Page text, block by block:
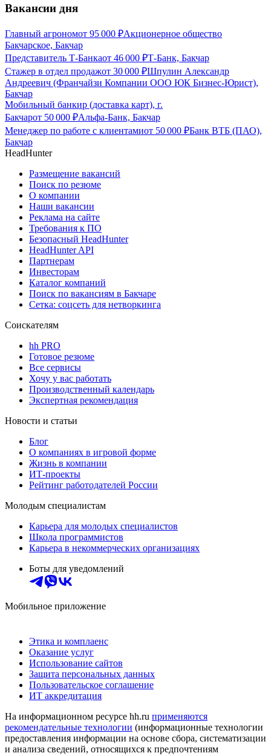
Вакансии дня
Главный агрономот 95 000 ₽Акционерное общество
Бакчарское, Бакчар
Представитель Т-Банкаот 46 000 ₽Т-Банк, Бакчар
Стажер в отдел продажот 30 000 ₽Шпулин Александр
Андреевич (Франчайзи Компании ООО ЮК Бизнес-Юрист),
Бакчар
Мобильный банкир (доставка карт), г.
Бакчарот 50 000 ₽Альфа-Банк, Бакчар
Менеджер по работе с клиентамиот 50 000 ₽Банк ВТБ (ПАО),
Бакчар
HeadHunter
Размещение вакансий
Поиск по резюме
О компании
Наши вакансии
Реклама на сайте
Требования к ПО
Безопасный HeadHunter
HeadHunter API
Партнерам
Инвесторам
Каталог компаний
Поиск по вакансиям в Бакчаре
Сетка: соцсеть для нетворкинга
Соискателям
hh PRO
Готовое резюме
Все сервисы
Хочу у вас работать
Производственный календарь
Экспертная рекомендация
Новости и статьи
Блог
О компаниях в игровой форме
Жизнь в компании
ИТ-проекты
Рейтинг работодателей России
Молодым специалистам
Карьера для молодых специалистов
Школа программистов
Карьера в некоммерческих организациях
Боты для уведомлений
Мобильное приложение
Этика и комплаенс
Оказание услуг
Использование сайтов
Защита персональных данных
Пользовательское соглашение
ИТ аккредитация
На информационном ресурсе hh.ru применяются
рекомендательные технологии (информационные технологии
предоставления информации на основе сбора, систематизации
и анализа сведений, относящихся к предпочтениям